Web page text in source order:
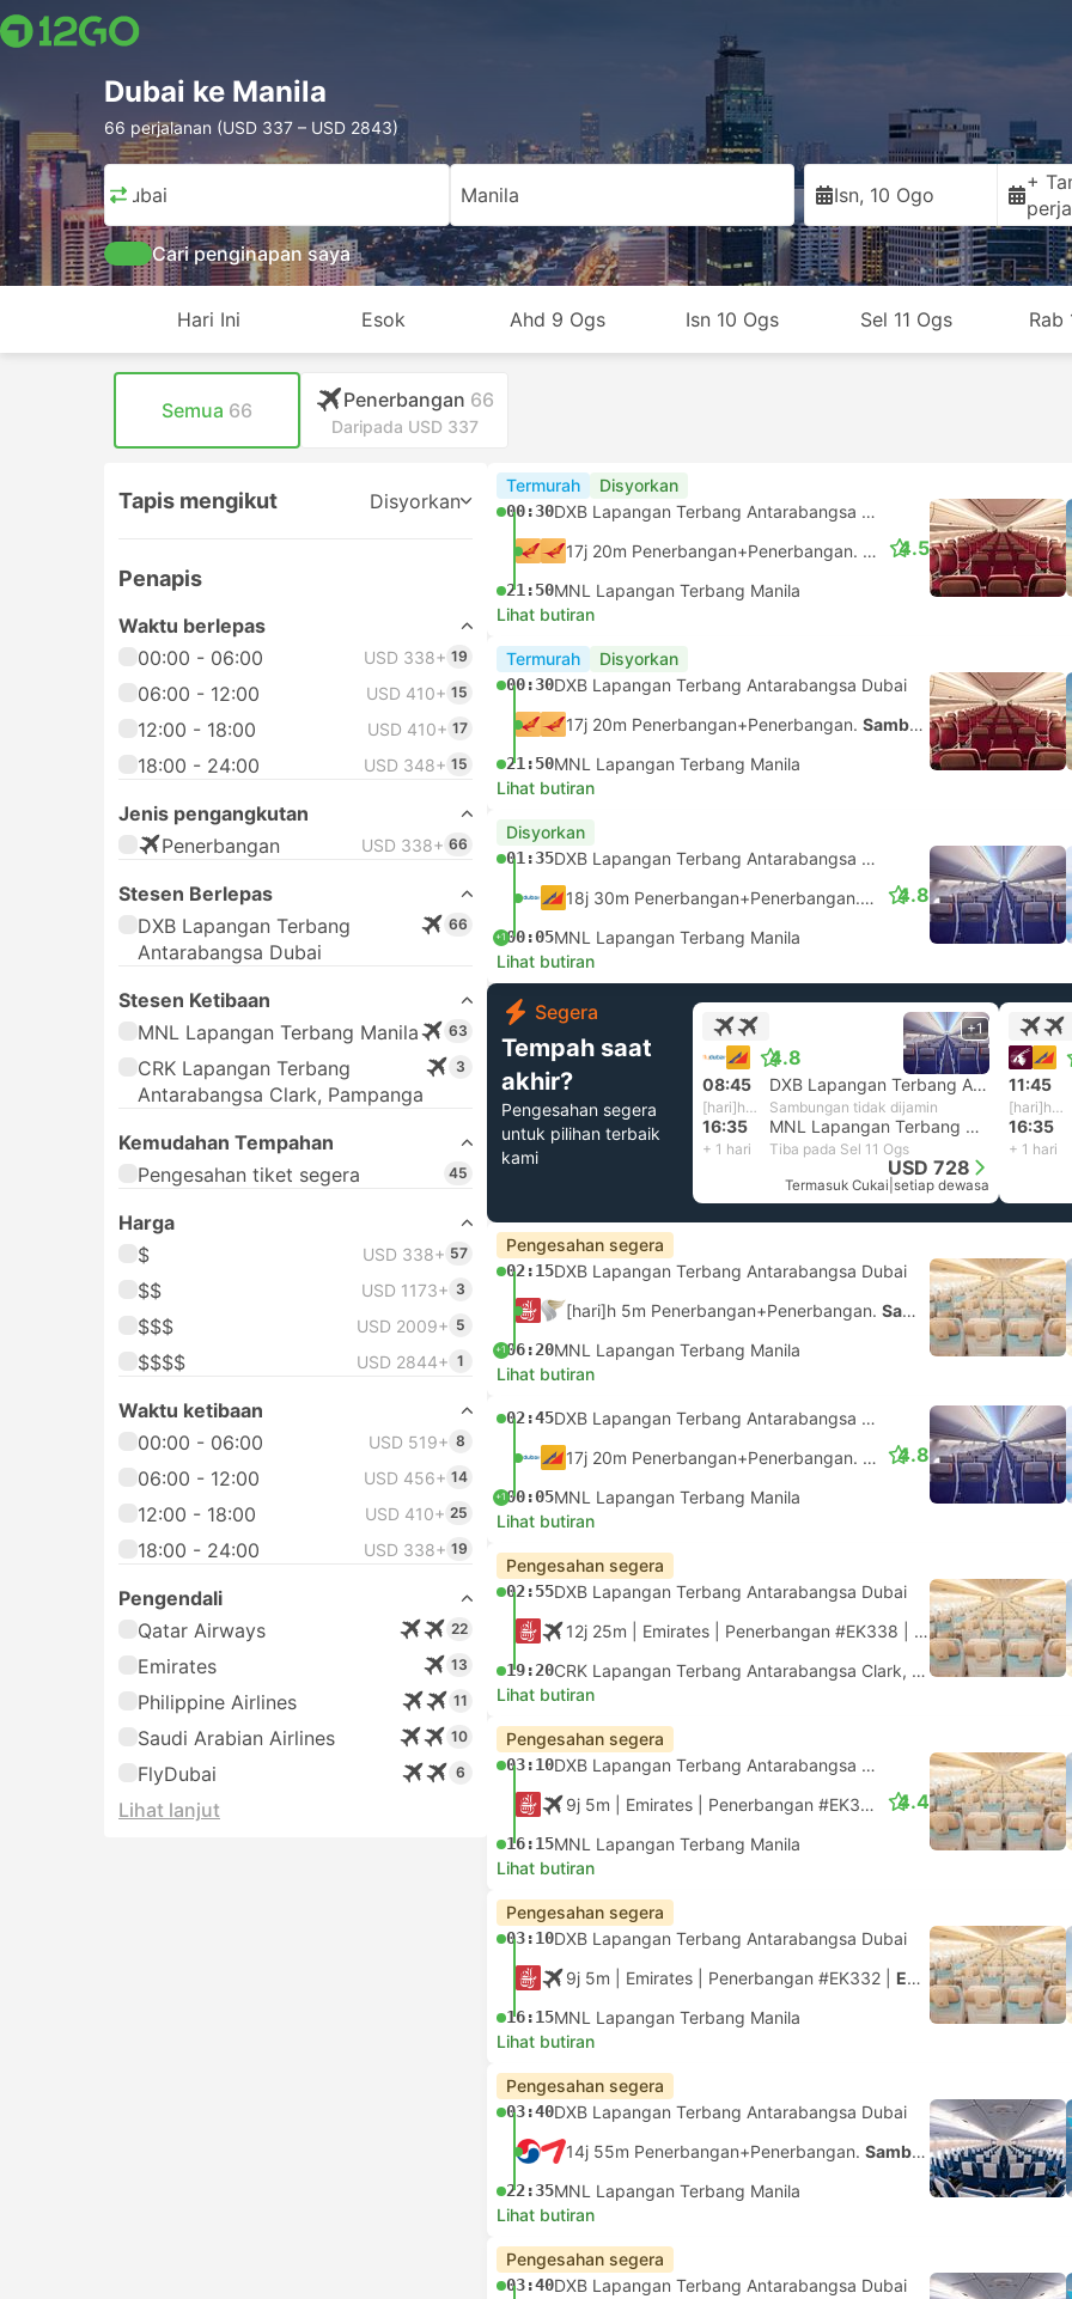
Dubai ke Manila
66 perjalanan (USD 337 – USD 2843)
Dubai Manila Isn, 10 Ogo
+
Cari penginapan saya
Hari Ini Esok Ahd 9 Ogs Isn 10 Ogs Sel 11 Ogs Rab
Semua 66 Penerbangan 66
Daripada USD 337
Tapis mengikut Disyorkan
Penapis
Waktu berlepas
00:00 - 06:00
USD 338+ 19
06:00 - 12:00 USD 410+ 15
12:00 - 18:00 USD 410+ 17
18:00 - 24:00 USD 348+ 15
Jenis pengangkutan
Penerbangan
USD 338+ 66
Stesen Berlepas
DXB Lapangan Terbang
Antarabangsa Dubai
66
Stesen Ketibaan
MNL Lapangan Terbang Manila
63
CRK Lapangan Terbang
Antarabangsa Clark, Pampanga
3
Kemudahan Tempahan
Pengesahan tiket segera
45
Harga
$
USD 338+ 57
$$ USD 1173+ 3
$$$ USD 2009+ 5
$$$$ USD 2844+ 1
Waktu ketibaan
00:00 - 06:00
USD 519+ 8
06:00 - 12:00 USD 456+ 14
12:00 - 18:00 USD 410+ 25
18:00 - 24:00 USD 338+ 19
Pengendali
Qatar Airways
22
Emirates 13
Philippine Airlines 11
Saudi Arabian Airlines 10
FlyDubai 6
Lihat lanjut
Termurah Disyorkan
00:30
DXB Lapangan Terbang Antarabangsa Dubai
17j 20m Penerbangan+Penerbangan.
Sambungan tidak dijamin
21:50MNL Lapangan Terbang Manila
4.5
Lihat butiran
Termurah Disyorkan
00:30DXB Lapangan Terbang Antarabangsa Dubai
17j 20m Penerbangan+Penerbangan. Sambungan tidak dijamin
21:50MNL Lapangan Terbang Manila
Lihat butiran
Disyorkan
01:35
DXB Lapangan Terbang Antarabangsa Dubai
18j 30m Penerbangan+Penerbangan.Sambungan tidak dijamin
+100:05MNL Lapangan Terbang Manila
4.8
Lihat butiran
Segera
Tempah saat
akhir?
Pengesahan segera
untuk pilihan terbaik
kami
4.8
+1
08:45 DXB Lapangan Terbang Antarabangsa Dubai
[hari]h 3j 50m Sambungan tidak dijamin
16:35 MNL Lapangan Terbang Manila
+ 1 hari Tiba pada Sel 11 Ogs
USD 728
Termasuk Cukai setiap dewasa
11:45
[hari]h 50m
16:35
+ 1 hari
Pengesahan segera
02:15DXB Lapangan Terbang Antarabangsa Dubai
[hari]h 5m Penerbangan+Penerbangan. Sambungan tidak dijamin
+106:20MNL Lapangan Terbang Manila
Lihat butiran
02:45
DXB Lapangan Terbang Antarabangsa Dubai
17j 20m Penerbangan+Penerbangan.
Sambungan tidak dijamin
+100:05MNL Lapangan Terbang Manila
4.8
Lihat butiran
Pengesahan segera
02:55DXB Lapangan Terbang Antarabangsa Dubai
12j 25m | Emirates Penerbangan #EK338 Ekonomi
19:20
CRK Lapangan Terbang Antarabangsa Clark, Pampanga
Lihat butiran
Pengesahan segera
03:10
DXB Lapangan Terbang Antarabangsa Dubai
9j 5m | Emirates Penerbangan #EK332 |Ekonomi
16:15MNL Lapangan Terbang Manila
4.4
Lihat butiran
Pengesahan segera
03:10DXB Lapangan Terbang Antarabangsa Dubai
9j 5m | Emirates Penerbangan #EK332 Ekonomi
16:15MNL Lapangan Terbang Manila
Lihat butiran
Pengesahan segera
03:40DXB Lapangan Terbang Antarabangsa Dubai
14j 55m Penerbangan+Penerbangan. Sambungan tidak dijamin
22:35MNL Lapangan Terbang Manila
Lihat butiran
Pengesahan segera
03:40DXB Lapangan Terbang Antarabangsa Dubai